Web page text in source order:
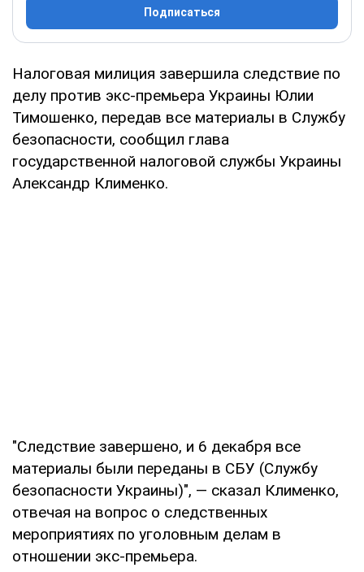
Подписаться
Налоговая милиция завершила следствие по
делу против экс-премьера Украины Юлии
Тимошенко, передав все материалы в Службу
безопасности, сообщил глава
государственной налоговой службы Украины
Александр Клименко.
"Следствие завершено, и 6 декабря все
материалы были переданы в СБУ (Службу
безопасности Украины)", — сказал Клименко,
отвечая на вопрос о следственных
мероприятиях по уголовным делам в
отношении экс-премьера.